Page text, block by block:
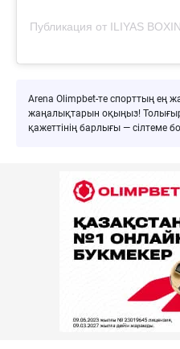
Публикация от ILIYAS
Arena Olimpbet-те спорттың ең
жаңалықтарын оқыңыз!
қажеттінің барлығы — сілтеме